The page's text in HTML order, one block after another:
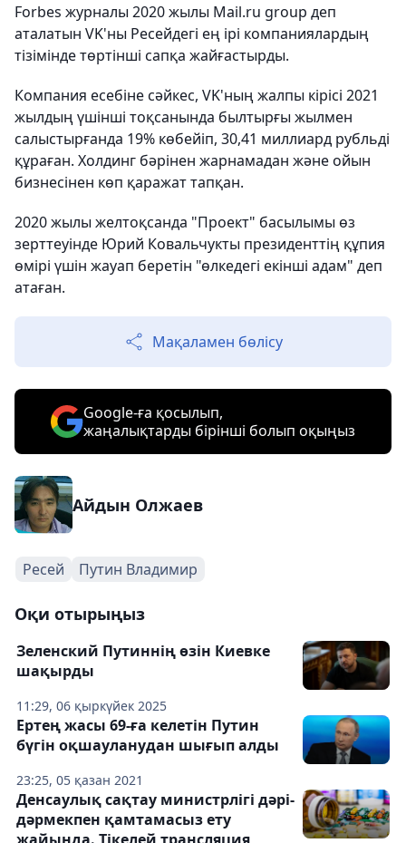
Forbes журналы 2020 жылы Mail.ru group деп
аталатын VK'ны Ресейдегі ең ірі компаниялардың
тізімінде төртінші сапқа жайғастырды.
Компания есебіне сәйкес, VK'ның жалпы кірісі 2021
жылдың үшінші тоқсанында былтырғы жылмен
салыстырғанда 19% көбейіп, 30,41 миллиард рубльді
құраған. Холдинг бәрінен жарнамадан және ойын
бизнесінен көп қаражат тапқан.
2020 жылы желтоқсанда "Проект" басылымы өз
зерттеуінде Юрий Ковальчукты президенттің құпия
өмірі үшін жауап беретін "өлкедегі екінші адам" деп
атаған.
Мақаламен бөлісу
Google-ға қосылып,
жаңалықтарды бірінші болып оқыңыз
Айдын Олжаев
Ресей Путин Владимир
Оқи отырыңыз
11:29, 06 қыркүйек 2025
Зеленский Путиннің өзін Киевке
шақырды
23:25, 05 қазан 2021
Ертең жасы 69-ға келетін Путин
бүгін оқшауланудан шығып алды
Денсаулық сақтау министрлігі дәрі-
дәрмекпен қамтамасыз ету
жайында. Тікелей трансляция